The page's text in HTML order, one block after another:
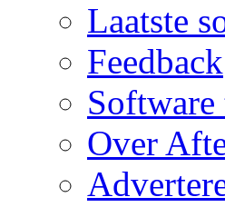
Laatste
Feedback
Software
Over